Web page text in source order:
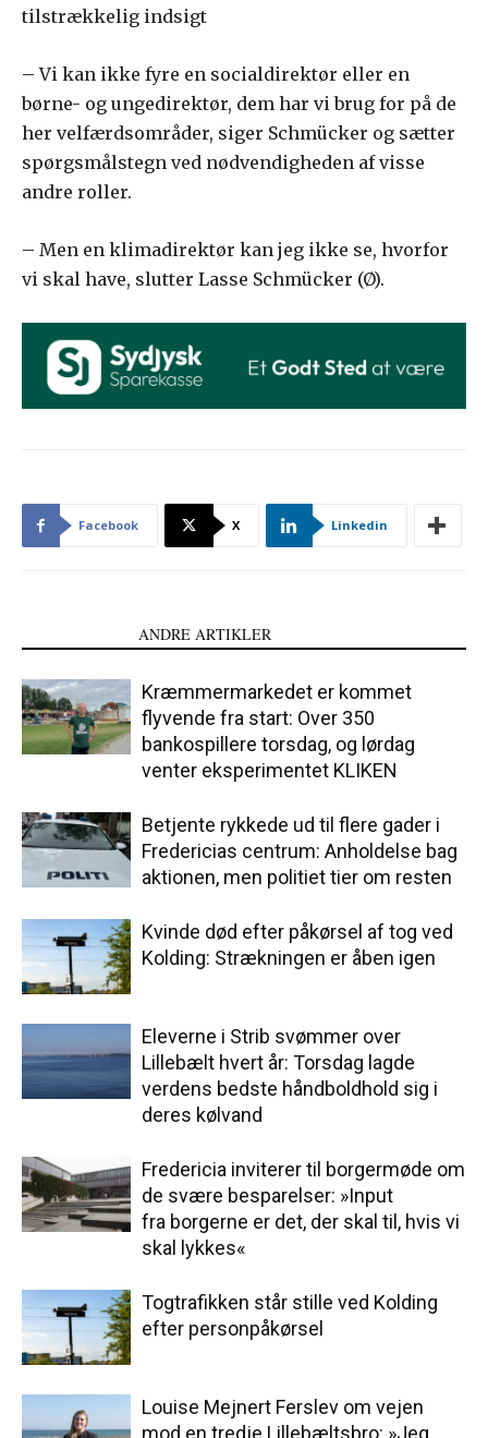
tilstrækkelig indsigt
– Vi kan ikke fyre en socialdirektør eller en
børne- og ungedirektør, dem har vi brug for på de
her velfærdsområder, siger Schmücker og sætter
spørgsmålstegn ved nødvendigheden af visse
andre roller.
– Men en klimadirektør kan jeg ikke se, hvorfor
vi skal have, slutter Lasse Schmücker (Ø).
Facebook X Linkedin
ANDRE ARTIKLER
Kræmmermarkedet er kommet
flyvende fra start: Over 350
bankospillere torsdag, og lørdag
venter eksperimentet KLIKEN
Betjente rykkede ud til flere gader i
Fredericias centrum: Anholdelse bag
aktionen, men politiet tier om resten
Kvinde død efter påkørsel af tog ved
Kolding: Strækningen er åben igen
Eleverne i Strib svømmer over
Lillebælt hvert år: Torsdag lagde
verdens bedste håndboldhold sig i
deres kølvand
Fredericia inviterer til borgermøde om
de svære besparelser: »Input
fra borgerne er det, der skal til, hvis vi
skal lykkes«
Togtrafikken står stille ved Kolding
efter personpåkørsel
Louise Mejnert Ferslev om vejen